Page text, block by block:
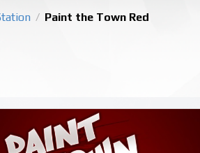
/ Paint the Town Red